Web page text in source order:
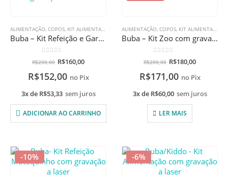
ALIMENTAÇÃO COPOS KIT ALIMENTAÇÃO PRATOS E BOWLS, PROMOÇÕES
Buba – Kit Refeição e Garrafa Térmica com gravação a laser
R$200,00 R$160,00
R$152,00 no Pix
3x de R$53,33 sem juros
ADICIONAR AO CARRINHO
ALIMENTAÇÃO COPOS KIT ALIMENTAÇÃO
Buba – Kit Zoo com gravação a laser
R$200,00 R$180,00
R$171,00 no Pix
3x de R$60,00 sem juros
LER MAIS
-10% -6%